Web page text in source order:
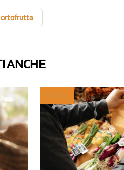
ortofrutta
ANCHE